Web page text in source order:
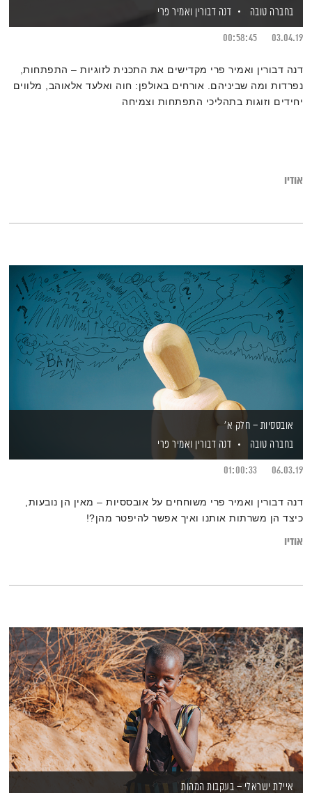
בחברה טובה
דנה דבורין ואמיר פרי
03.04.19
00:58:45
דנה דבורין ואמיר פרי מקדישים את התכנית לזוגיות – התפתחות,
נפרדות ומה שביניהם. אורחים באולפן: חוה ואלעד אלאוהב, מלווים
יחידים וזוגות בתהליכי התפתחות וצמיחה
אודיו
אובססיות – חלק א'
בחברה טובה
דנה דבורין ואמיר פרי
06.03.19
01:00:33
דנה דבורין ואמיר פרי משוחחים על אובססיות – מאין הן נובעות,
כיצד הן משרתות אותנו ואיך אפשר להיפטר מהן?!
אודיו
איילת ישראלי – בעקבות המהות